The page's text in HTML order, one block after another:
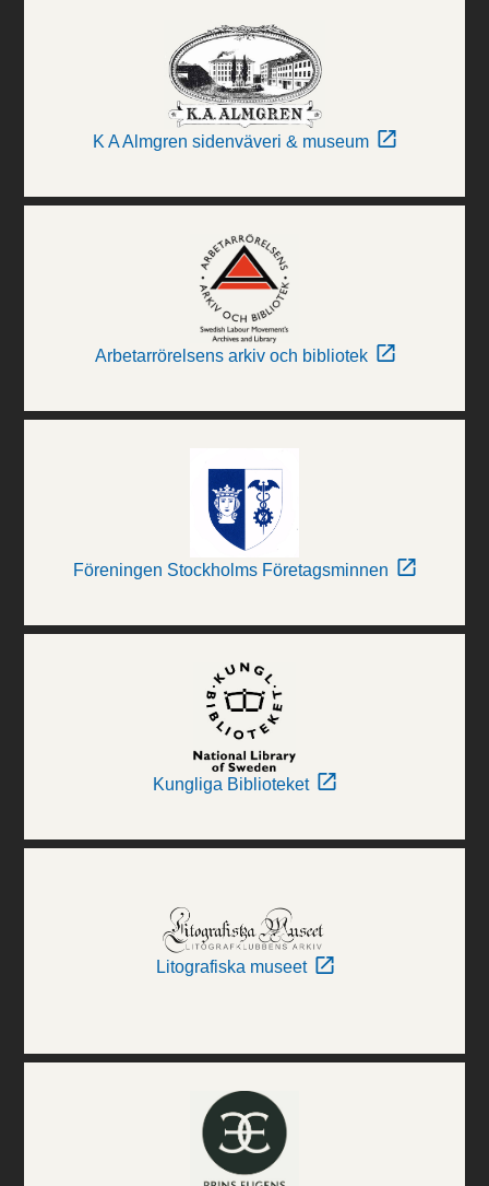
K A Almgren sidenväveri & museum
Arbetarrörelsens arkiv och bibliotek
Föreningen Stockholms Företagsminnen
Kungliga Biblioteket
Litografiska museet